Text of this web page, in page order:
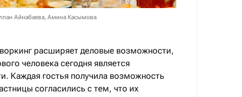
Айнабаева, Амина Касымова
расширяет деловые возможности,
человека сегодня является
Каждая гостья получила возможность
согласились с тем, что их